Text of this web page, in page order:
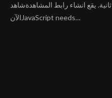
الركشة عليك انتظار 11 ثانية. يقع انشاء رابط المشاهدةشاهد
الآنJavaScript needs…